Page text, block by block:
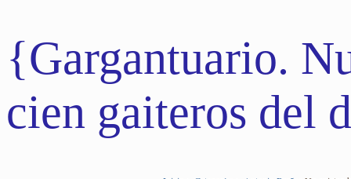
{Gargantuario.
cien gaiteros del